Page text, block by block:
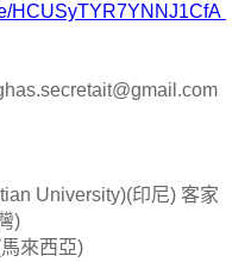
HCUSyTYR7YNNJ1CfA
University)(印尼) 客家
)
來西亞)